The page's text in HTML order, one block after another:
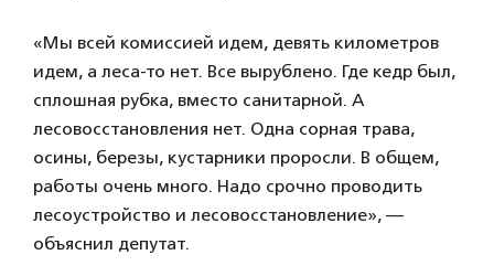
«Мы всей комиссией идем, девять километров
идем, а леса-то нет. Все вырублено. Где кедр был,
сплошная рубка, вместо санитарной. А
лесовосстановления нет. Одна сорная трава,
осины, березы, кустарники проросли. В общем,
работы очень много. Надо срочно проводить
лесоустройство и лесовосстановление», —
объяснил депутат.